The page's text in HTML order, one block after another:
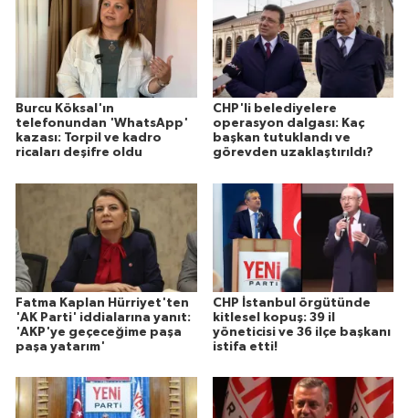
Burcu Köksal'ın
telefonundan 'WhatsApp'
kazası: Torpil ve kadro
ricaları deşifre oldu
CHP'li belediyelere
operasyon dalgası: Kaç
başkan tutuklandı ve
görevden uzaklaştırıldı?
Fatma Kaplan Hürriyet'ten
'AK Parti' iddialarına yanıt:
'AKP'ye geçeceğime paşa
paşa yatarım'
CHP İstanbul örgütünde
kitlesel kopuş: 39 il
yöneticisi ve 36 ilçe başkanı
istifa etti!